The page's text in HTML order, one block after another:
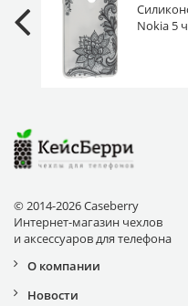
Nokia 5
© 2014-2026 Caseberry
Интернет-магазин чехлов
и аксессуаров для телефона
О компании
Новости